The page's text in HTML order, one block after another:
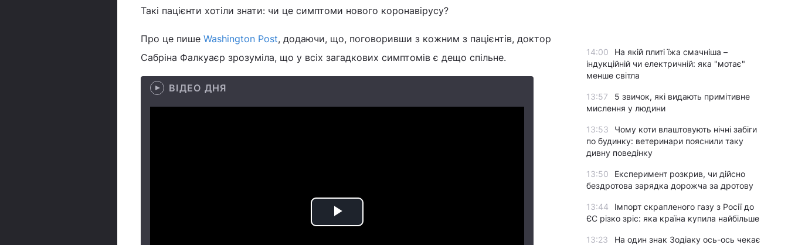
Такі пацієнти хотіли знати: чи це симптоми нового коронавірусу?
Про це пише Washington Post, додаючи, що, поговоривши з кожним з пацієнтів, доктор
Сабріна Фалкуаєр зрозуміла, що у всіх загадкових симптомів є дещо спільне.
ВІДЕО ДНЯ
Play
14:00
На якій плиті їжа смачніша –
індукційній чи електричній: яка "мотає"
менше світла
13:57
5 звичок, які видають примітивне
мислення у людини
13:53
Чому коти влаштовують нічні забіги
по будинку: ветеринари пояснили таку
дивну поведінку
13:50
Експеримент розкрив, чи дійсно
бездротова зарядка дорожча за дротову
13:44
Імпорт скрапленого газу з Росії до
ЄС різко зріс: яка країна купила найбільше
13:23
На один знак Зодіаку ось-ось чекає